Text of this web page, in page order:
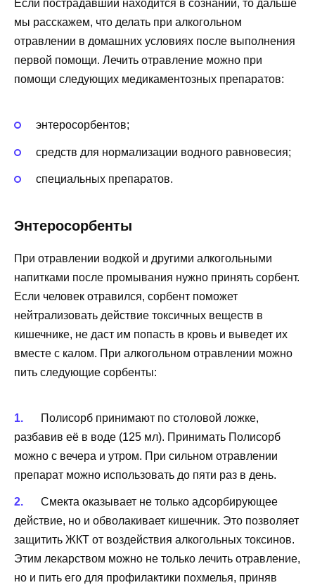
Если пострадавший находится в сознании, то дальше
мы расскажем, что делать при алкогольном
отравлении в домашних условиях после выполнения
первой помощи. Лечить отравление можно при
помощи следующих медикаментозных препаратов:
энтеросорбентов;
средств для нормализации водного равновесия;
специальных препаратов.
Энтеросорбенты
При отравлении водкой и другими алкогольными
напитками после промывания нужно принять сорбент.
Если человек отравился, сорбент поможет
нейтрализовать действие токсичных веществ в
кишечнике, не даст им попасть в кровь и выведет их
вместе с калом. При алкогольном отравлении можно
пить следующие сорбенты:
Полисорб принимают по столовой ложке,
разбавив её в воде (125 мл). Принимать Полисорб
можно с вечера и утром. При сильном отравлении
препарат можно использовать до пяти раз в день.
Смекта оказывает не только адсорбирующее
действие, но и обволакивает кишечник. Это позволяет
защитить ЖКТ от воздействия алкогольных токсинов.
Этим лекарством можно не только лечить отравление,
но и пить его для профилактики похмелья, приняв